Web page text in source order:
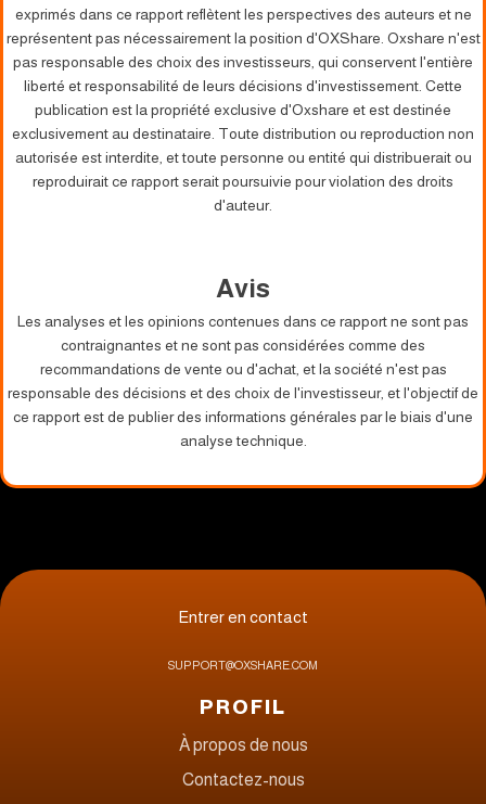
exprimés dans ce rapport reflètent les perspectives des auteurs et ne
représentent pas nécessairement la position d'OXShare. Oxshare n'est
pas responsable des choix des investisseurs, qui conservent l'entière
liberté et responsabilité de leurs décisions d'investissement. Cette
publication est la propriété exclusive d'Oxshare et est destinée
exclusivement au destinataire. Toute distribution ou reproduction non
autorisée est interdite, et toute personne ou entité qui distribuerait ou
reproduirait ce rapport serait poursuivie pour violation des droits
d'auteur.
Avis
Les analyses et les opinions contenues dans ce rapport ne sont pas
contraignantes et ne sont pas considérées comme des
recommandations de vente ou d'achat, et la société n'est pas
responsable des décisions et des choix de l'investisseur, et l'objectif de
ce rapport est de publier des informations générales par le biais d'une
analyse technique.
Entrer en contact
SUPPORT@OXSHARE.COM
PROFIL
À propos de nous
Contactez-nous